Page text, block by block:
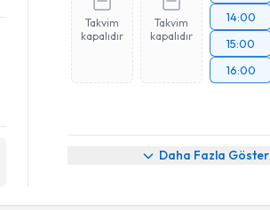
Takvim
kapalıdır
Takvim
kapalıdır
14:00
15:00
16:00
Daha Fazla Göster